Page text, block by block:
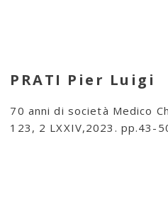
PRATI Pier Luigi
70 anni di società Medico
123, 2 LXXIV,2023. pp.43-